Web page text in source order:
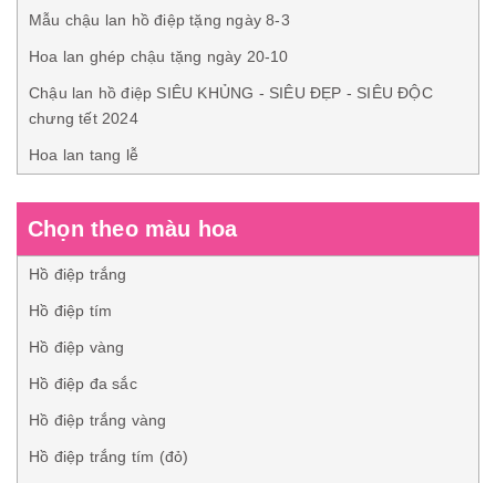
Mẫu chậu lan hồ điệp tặng ngày 8-3
Hoa lan ghép chậu tặng ngày 20-10
Chậu lan hồ điệp SIÊU KHỦNG - SIÊU ĐẸP - SIÊU ĐỘC
chưng tết 2024
Hoa lan tang lễ
Chọn theo màu hoa
Hồ điệp trắng
Hồ điệp tím
Hồ điệp vàng
Hồ điệp đa sắc
Hồ điệp trắng vàng
Hồ điệp trắng tím (đỏ)